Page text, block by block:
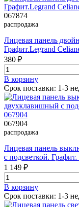
067874
распродажа
Лицевая панель
Графит.Legrand
380 ₽
В корзинy
Срок поставки: 1-3
067904
распродажа
Лицевая панель
с подсветкой.
1 149 ₽
В корзинy
Срок поставки: 1-3